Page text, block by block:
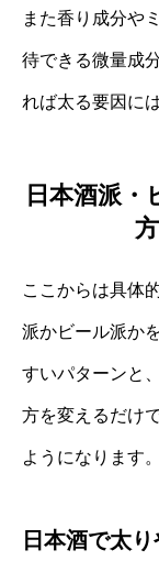
また香り成分や
待できる微量成
れば太る要因に
日本酒派
ここからは具体
派かビール派か
すいパターンと
方を変えるだけ
ようになります。
日本酒で太